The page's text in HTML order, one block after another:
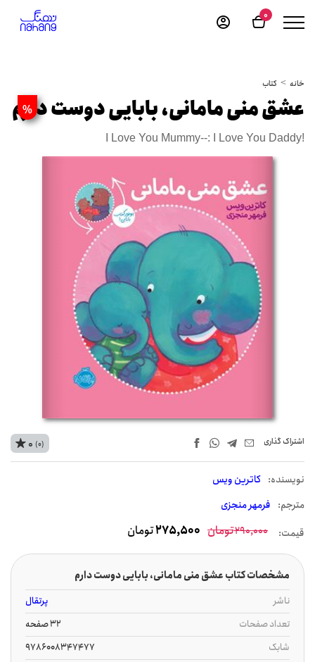
0
خانه کتاب
%
عشق منی مامانی، بابایی دوست دارم
I Love You Mummy--: I Love You Daddy!
اشتراک‌ گذاری
نويسنده: کاترین ویس
مترجم: فرمهر منجزی
0 (0)
قیمت: 290,000تومان 275,500تومان
مشخصات کتاب عشق منی مامانی، بابایی دوست دارم
ناشر
پرتقال
تعداد صفحات
32 صفحه
شابک
9786008347477